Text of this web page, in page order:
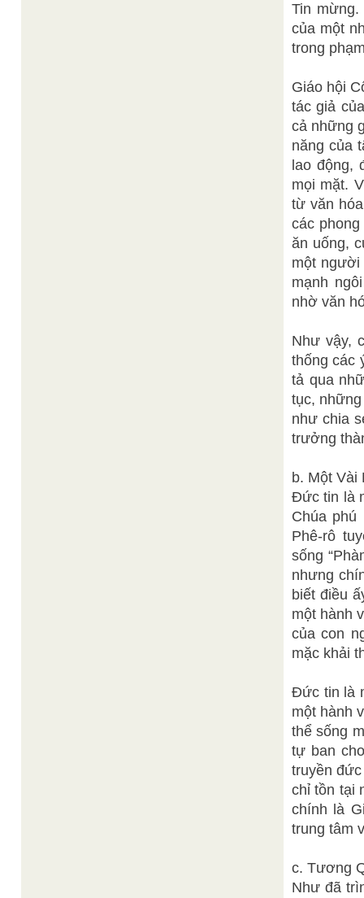
Tin
của một
trong
Giáo hội
tác giả
cả những
năng của
lao động,
mọi mặt.
từ văn
các
ăn uống,
một người
mạnh
nhờ văn
Như vậy,
thống các
tả qua
tục,
như chia
trưởng
b. Một Vài
Đức tin là
Chúa
Phê-rô
sống
nhưng
biết điều
một hành
của con
mặc khải
Đức tin là
một hành
thể sống
tự ban
truyền
chỉ tồn tại
chính là
trung tâm
c. Tương
Như đã